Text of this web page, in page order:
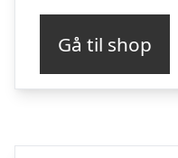
Gå til shop